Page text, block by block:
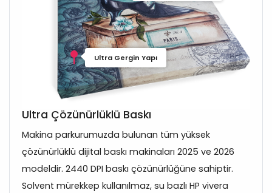
Ultra Gergin Yapı
Ultra Çözünürlüklü Baskı
Makina parkurumuzda bulunan tüm yüksek
çözünürlüklü dijital baskı makinaları 2025 ve 2026
modeldir. 2440 DPI baskı çözünürlüğüne sahiptir.
Solvent mürekkep kullanılmaz, su bazlı HP vivera